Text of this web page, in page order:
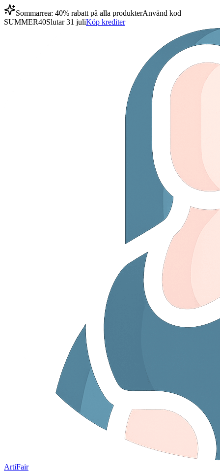
Sommarrea: 40% rabatt på alla produkterAnvänd kod
SUMMER40Slutar 31 juliKöp krediter
ArtiFair